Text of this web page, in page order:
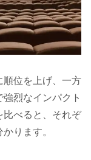
順位を上げ、一方
烈なインパクト
比べると、それぞ
ります。